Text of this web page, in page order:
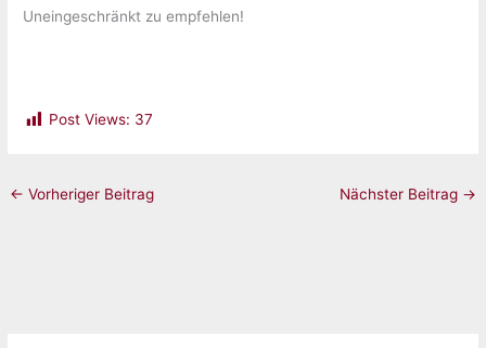
Uneingeschränkt zu empfehlen!
Post Views: 37
← Vorheriger Beitrag Nächster Beitrag →